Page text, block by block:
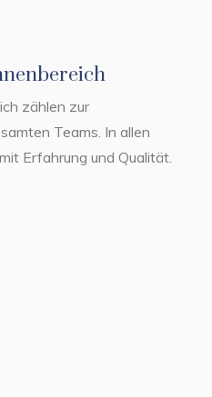
zählen zur
Teams. In allen
Erfahrung und Qualität.